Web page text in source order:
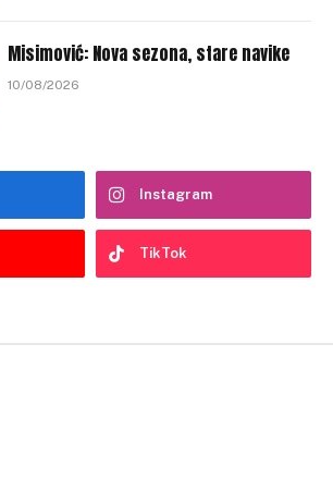
Misimović: Nova sezona, stare navike
10/08/2026
Instagram
TikTok